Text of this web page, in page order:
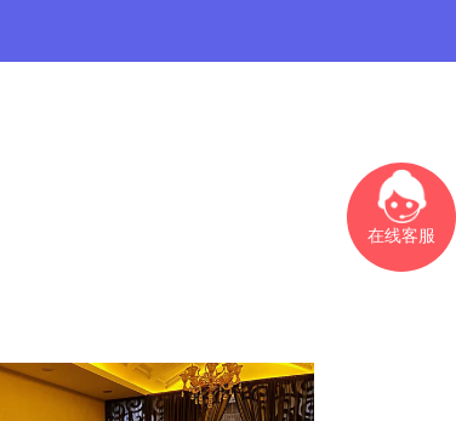
在线客服